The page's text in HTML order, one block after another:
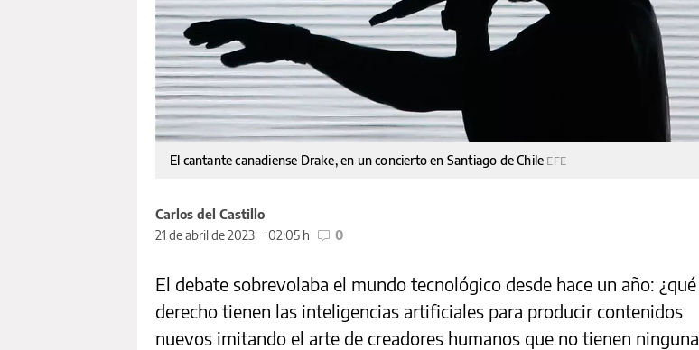
El cantante canadiense Drake, en un concierto en Santiago de Chile EFE
Carlos del Castillo
21 de abril de 2023
02:05 h 0
El debate sobrevolaba el mundo tecnológico desde hace un año: ¿qué
derecho tienen las inteligencias artificiales para producir contenidos
nuevos imitando el arte de creadores humanos que no tienen ninguna